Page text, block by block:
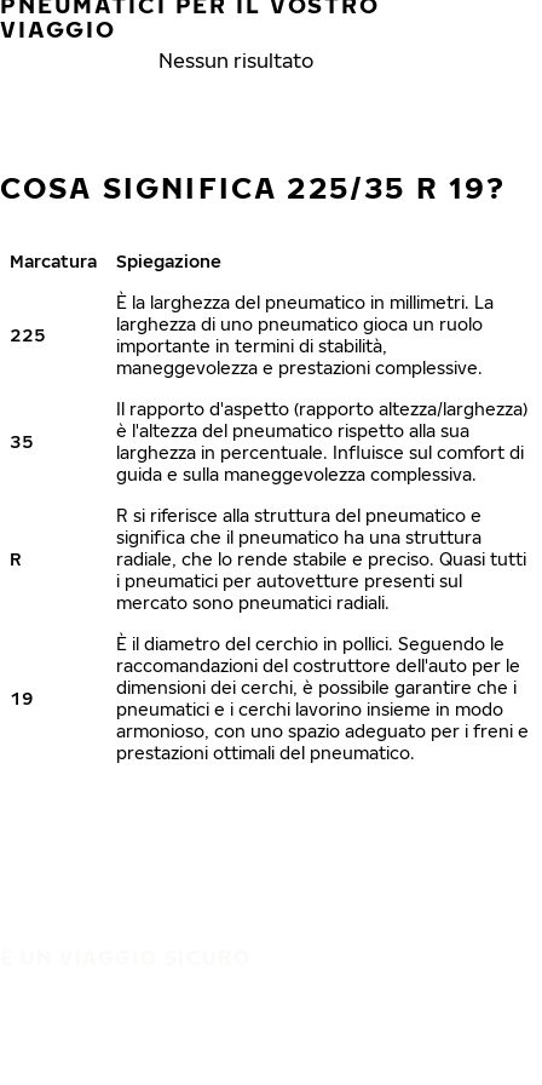
VIAGGIO
Nessun risultato
COSA SIGNIFICA 225/35 R 19?
Marcatura Spiegazione
225
È la larghezza del pneumatico in millimetri. La
larghezza di uno pneumatico gioca un ruolo
importante in termini di stabilità,
maneggevolezza e prestazioni complessive.
35
Il rapporto d'aspetto (rapporto altezza/larghezza)
è l'altezza del pneumatico rispetto alla sua
larghezza in percentuale. Influisce sul comfort di
guida e sulla maneggevolezza complessiva.
R
R si riferisce alla struttura del pneumatico e
significa che il pneumatico ha una struttura
radiale, che lo rende stabile e preciso. Quasi tutti
i pneumatici per autovetture presenti sul
mercato sono pneumatici radiali.
19
È il diametro del cerchio in pollici. Seguendo le
raccomandazioni del costruttore dell'auto per le
dimensioni dei cerchi, è possibile garantire che i
pneumatici e i cerchi lavorino insieme in modo
armonioso, con uno spazio adeguato per i freni e
prestazioni ottimali del pneumatico.